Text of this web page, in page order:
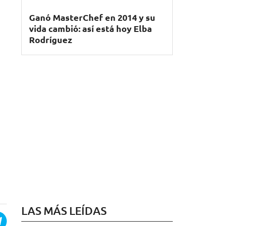
Ganó MasterChef en 2014 y su
vida cambió: así está hoy Elba
Rodríguez
LAS MÁS LEÍDAS